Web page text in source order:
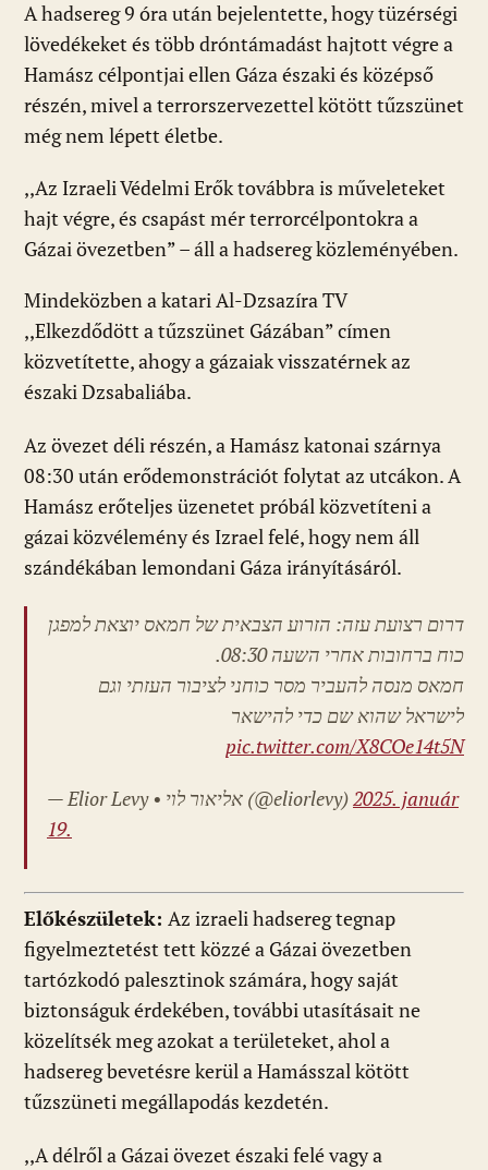
A hadsereg 9 óra után bejelentette, hogy tüzérségi
lövedékeket és több dróntámadást hajtott végre a
Hamász célpontjai ellen Gáza északi és középső
részén, mivel a terrorszervezettel kötött tűzszünet
még nem lépett életbe.
,,Az Izraeli Védelmi Erők továbbra is műveleteket
hajt végre, és csapást mér terrorcélpontokra a
Gázai övezetben” – áll a hadsereg közleményében.
Mindeközben a katari Al-Dzsazíra TV
,,Elkezdődött a tűzszünet Gázában” címen
közvetítette, ahogy a gázaiak visszatérnek az
északi Dzsabaliába.
Az övezet déli részén, a Hamász katonai szárnya
08:30 után erődemonstrációt folytat az utcákon. A
Hamász erőteljes üzenetet próbál közvetíteni a
gázai közvélemény és Izrael felé, hogy nem áll
szándékában lemondani Gáza irányításáról.
דרום רצועת עזה: הזרוע הצבאית של חמאס יוצאת למפגן
כוח ברחובות אחרי השעה 08:30.
חמאס מנסה להעביר מסר כוחני לציבור העזתי וגם
לישראל שהוא שם כדי להישאר
pic.twitter.com/X8COe14t5N
— Elior Levy • אליאור לוי (@eliorlevy) 2025. január
19.
Előkészületek: Az izraeli hadsereg tegnap
figyelmeztetést tett közzé a Gázai övezetben
tartózkodó palesztinok számára, hogy saját
biztonságuk érdekében, további utasításait ne
közelítsék meg azokat a területeket, ahol a
hadsereg bevetésre kerül a Hamásszal kötött
tűzszüneti megállapodás kezdetén.
,,A délről a Gázai övezet északi felé vagy a